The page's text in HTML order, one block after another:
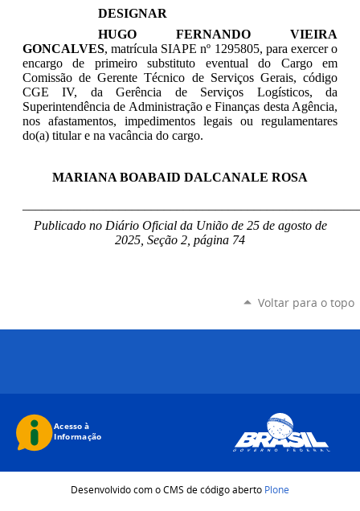
DESIGNAR
HUGO FERNANDO VIEIRA
GONCALVES, matrícula SIAPE nº 1295805, para exercer o
encargo de primeiro substituto eventual do Cargo em
Comissão de Gerente Técnico de Serviços Gerais, código
CGE IV, da Gerência de Serviços Logísticos, da
Superintendência de Administração e Finanças desta Agência,
nos afastamentos, impedimentos legais ou regulamentares
do(a) titular e na vacância do cargo.
MARIANA BOABAID DALCANALE ROSA
Publicado no Diário Oficial da União de 25 de agostode
2025, Seção 2, página 74
Voltar para o topo
Desenvolvido com o CMS de código aberto Plone